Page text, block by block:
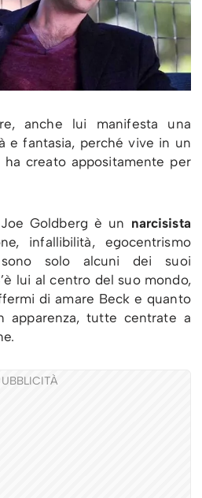
anche lui manifesta una
e fantasia, perché vive in un
creato appositamente per
Goldberg è un narcisista
infallibilità, egocentrismo
sono solo alcuni dei suoi
lui al centro del suo mondo,
di amare Beck e quanto
apparenza, tutte centrate a